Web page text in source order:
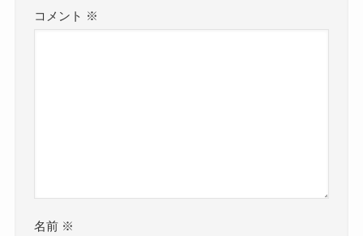
コメント ※
名前 ※